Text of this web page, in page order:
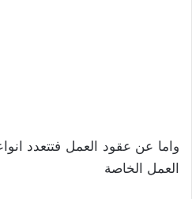
واما عن عقود العمل فتتعدد
العمل الخاصة